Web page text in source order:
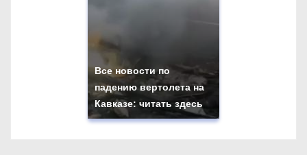
Все новости по
падению вертолета на
Кавказе: читать здесь